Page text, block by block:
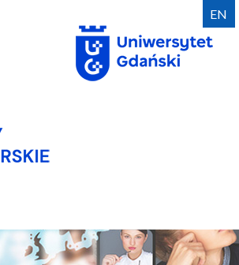
treści
EN